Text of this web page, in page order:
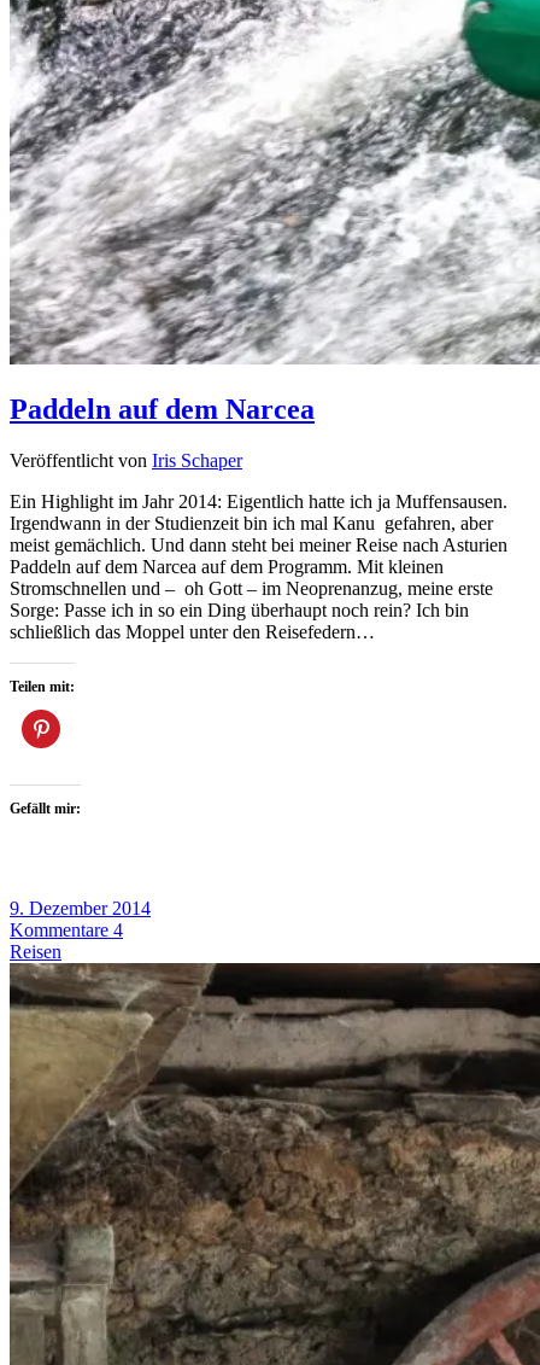
Paddeln auf dem Narcea
Veröffentlicht von Iris Schaper
Ein Highlight im Jahr 2014: Eigentlich hatte ich ja Muffensausen.
Irgendwann in der Studienzeit bin ich mal Kanu gefahren, aber
meist gemächlich. Und dann steht bei meiner Reise nach Asturien
Paddeln auf dem Narcea auf dem Programm. Mit kleinen
Stromschnellen und – oh Gott – im Neoprenanzug, meine erste
Sorge: Passe ich in so ein Ding überhaupt noch rein? Ich bin
schließlich das Moppel unter den Reisefedern…
Teilen mit:
Gefällt mir:
9. Dezember 2014
Kommentare 4
Reisen